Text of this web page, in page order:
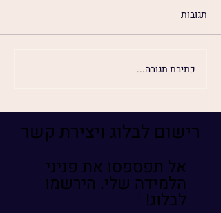
תגובות
כתיבת תגובה...
רישום לבלוג ויצירת קשר
אל תפספסו את פניני
הלמידה שלי. הירשמו
לבלוג!